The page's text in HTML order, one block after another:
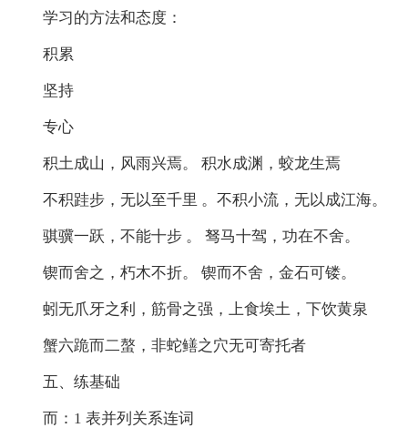
学习的方法和态度：
积累
坚持
专心
积土成山，风雨兴焉。 积水成渊，蛟龙生焉
不积跬步，无以至千里 。不积小流，无以成江海。
骐骥一跃，不能十步 。 驽马十驾，功在不舍。
锲而舍之，朽木不折。 锲而不舍，金石可镂。
蚓无爪牙之利，筋骨之强，上食埃土，下饮黄泉
蟹六跪而二螯，非蛇鳝之穴无可寄托者
五、练基础
而：1 表并列关系连词